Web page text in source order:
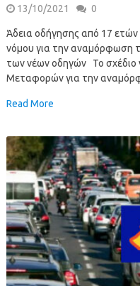
13/10/2021 0
Άδεια οδήγησης από 17 ετών
νόμου για την αναμόρφωση
των νέων οδηγών Το σχέδιο
Μεταφορών για την
Read More